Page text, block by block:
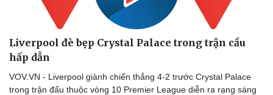
Liverpool đè bẹp Crystal Palace trong trận cầu
hấp dẫn
VOV.VN - Liverpool giành chiến thắng 4-2 trước Crystal Palace
trong trận đấu thuộc vòng 10 Premier League diễn ra rạng sáng